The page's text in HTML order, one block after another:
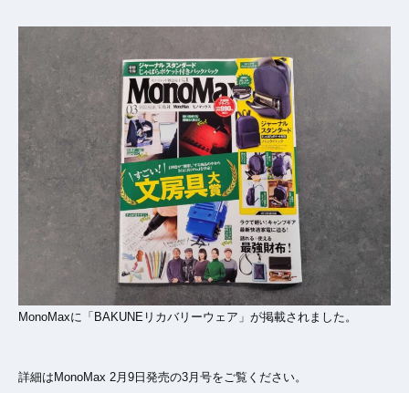
MonoMaxに「BAKUNEリカバリーウェア」が掲載されました。
詳細はMonoMax 2月9日発売の3月号をご覧ください。